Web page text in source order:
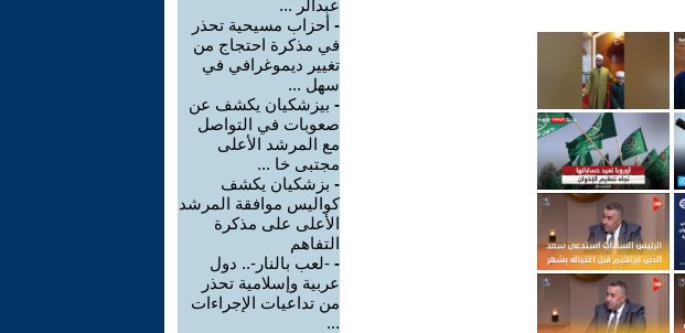
عبدالر ...
- أحزاب مسيحية تحذر
في مذكرة احتجاج من
تغيير ديموغرافي في
سهل ...
- بيزشكيان يكشف عن
صعوبات في التواصل
مع المرشد الأعلى
مجتبى خا ...
- بزشكيان يكشف
كواليس موافقة المرشد
الأعلى على مذكرة
التفاهم
- -لعب بالنار-.. دول
عربية وإسلامية تحذر
من تداعيات الإجراءات
...